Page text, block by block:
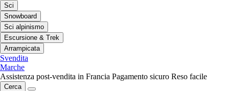
Sci
Snowboard
Sci alpinismo
Escursione & Trek
Arrampicata
Svendita
Marche
Assistenza post-vendita in Francia Pagamento sicuro Reso facile
Cerca